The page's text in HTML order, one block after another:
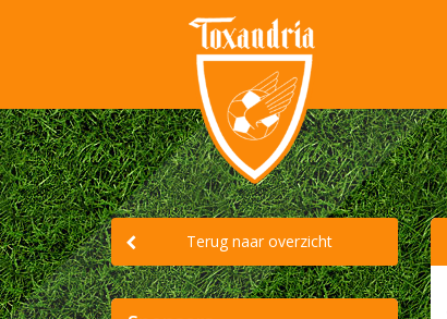
Terug naar overzicht